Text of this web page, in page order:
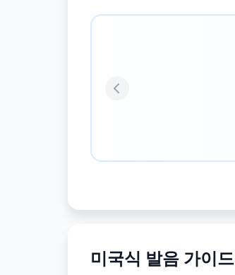
Previous
미국식 발음 가이드